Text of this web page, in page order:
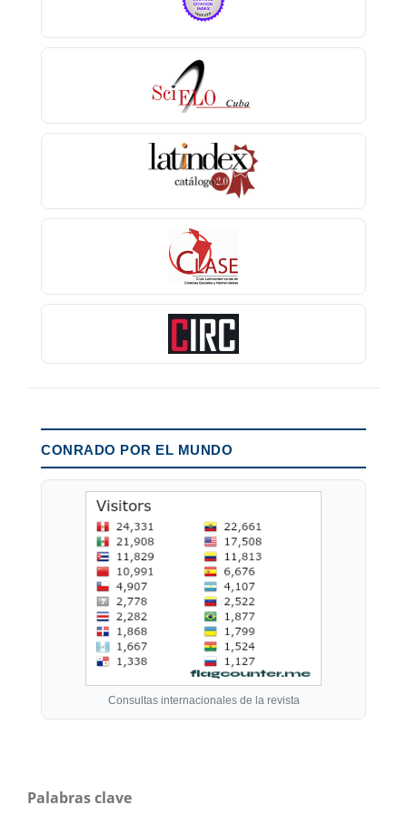
CONRADO POR EL MUNDO
Consultas internacionales de la revista
Palabras clave